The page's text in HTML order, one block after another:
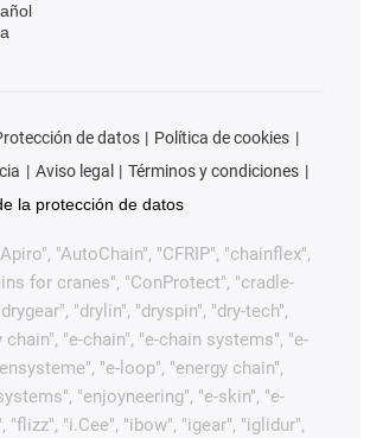
de datos
Política de cookies
Aviso legal
Términos y condiciones
la protección de datos
"AutoChain", "CFRIP", "chainflex",
for cranes", "ConProtect", "cradle-
"drylin", "dryspin", "dry-tech",
chain", "e-chain", "e-chain systems", "e-
"e-loop", "energy chain",
"enjoyneering", "e-skin", "e-
"flizz", "i.Cee", "ibow", "igear", "iglidur",